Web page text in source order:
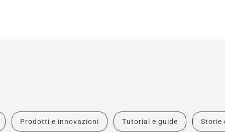
Prodotti e innovazioni Tutorial e guide Storie